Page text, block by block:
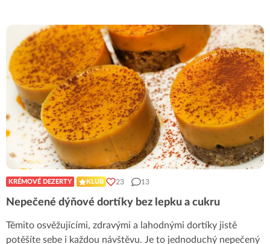
KRÉMOVÉ DEZERTY KLUB 23 13
Nepečené dýňové dortíky bez lepku a cukru
Těmito osvěžujícími, zdravými a lahodnými dortíky jistě
potěšíte sebe i každou návštěvu. Je to jednoduchý nepečený